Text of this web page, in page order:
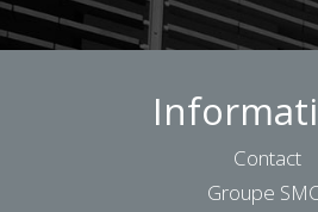
Contact
Groupe